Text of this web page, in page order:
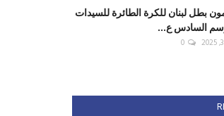
بطل لبنان للكرة الطائرة للسيدات
السادس ع...
0